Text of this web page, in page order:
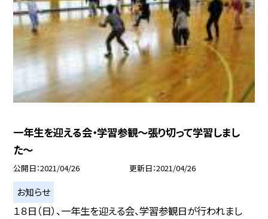
一年生を迎える会・学習参観〜張り切って学習しまし
た〜
公開日 2021/04/26 更新日 2021/04/26
お知らせ
１８日（日）、一年生を迎える会、学習参観日が行われまし